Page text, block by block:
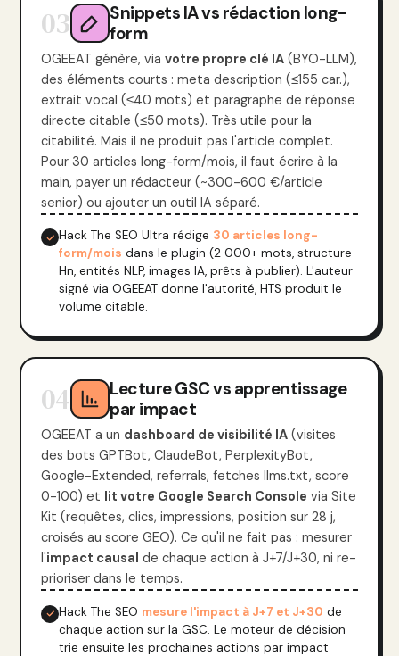
03
Snippets IA vs rédaction long-
form
OGEEAT génère, viavotre propre clé IA (BYO-LLM),
des éléments courts : meta description (≤155 car.),
extrait vocal (≤40 mots) et paragraphe de réponse
directe citable (≤50 mots). Très utile pour la
citabilité. Mais il ne produit pas l'article complet.
Pour 30 articles long-form/mois, il faut écrire à la
main, payer un rédacteur (~300-600 €/article
senior) ou ajouter un outil IA séparé.
Hack The SEO Ultra rédige 30 articles long-
form/mois dans le plugin (2 000+ mots, structure
Hn, entités NLP, images IA, prêts à publier). L'auteur
signé via OGEEAT donne l'autorité, HTS produit le
volume citable.
04
Lecture GSC vs apprentissage
par impact
OGEEAT a un dashboard de visibilité IA (visites
des bots GPTBot, ClaudeBot, PerplexityBot,
Google-Extended, referrals, fetches llms.txt, score
0-100) et lit votre Google Search Console via Site
Kit (requêtes, clics, impressions, position sur 28 j,
croisés au score GEO). Ce qu'il ne fait pas : mesurer
l'impact causal de chaque action à J+7/J+30, ni re-
prioriser dans le temps.
Hack The SEO mesure l'impact à J+7 et J+30 de
chaque action sur la GSC. Le moteur de décision
trie ensuite les prochaines actions par impact